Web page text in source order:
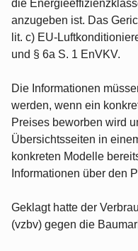
die
anzugeben ist. Das
lit. c) EU-
und § 6a S. 1 EnVKV.
Die Informationen
werden, wenn ein
Preises beworben wird
Übersichtsseiten in
konkreten Modelle
Informationen über den
Geklagt hatte der
(vzbv) gegen die